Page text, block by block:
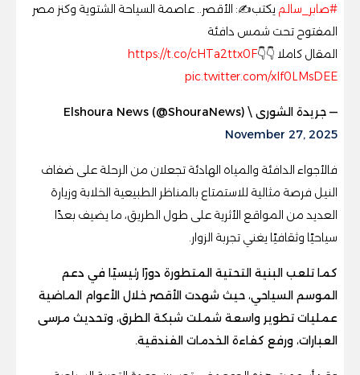
#صابر_سالم يكتب✍️: الأقصر.. عاصمة السياحة الشتوية وكنز مصر
المفتوح تحت شمس دافئة
المقال كاملا 👇👇https://t.co/cHTa2ttx0F
pic.twitter.com/xIf0LMsDEE
— جريدة الشورى \ Elshoura News (@ShouraNews)
November 27, 2025
فالأجواء الدافئة والمياه الهادئة تجعلان من الرحلة على ضفاف
النيل فرصة مثالية للاستمتاع بالمناظر الطبيعية الخلابة وزيارة
العديد من المواقع الأثرية على طول الطريق، ما يضيف بعدًا
سياحيًا وثقافيًا يغني تجربة الزوار.
كما تلعب البنية التحتية المتطورة دورًا رئيسيًا في دعم
الموسم السياحي، حيث شهدت الأقصر خلال الأعوام الماضية
عمليات تطوير واسعة شملت شبكة الطرق، وتحديث مرسى
العبارات، ورفع كفاءة الخدمات الفندقية.